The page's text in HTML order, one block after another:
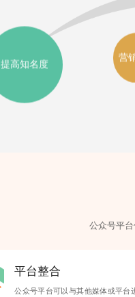
提高知名度 营
公众号平
平台整合
公众号平台可以与其他媒体或平台